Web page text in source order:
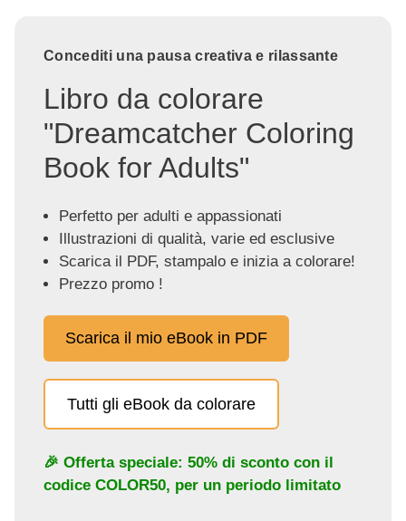
Concediti una pausa creativa e rilassante
Libro da colorare
"Dreamcatcher Coloring
Book for Adults"
Perfetto per adulti e appassionati
Illustrazioni di qualità, varie ed esclusive
Scarica il PDF, stampalo e inizia a colorare!
Prezzo promo !
Scarica il mio eBook in PDF
Tutti gli eBook da colorare
🎉 Offerta speciale: 50% di sconto con il
codice COLOR50, per un periodo limitato